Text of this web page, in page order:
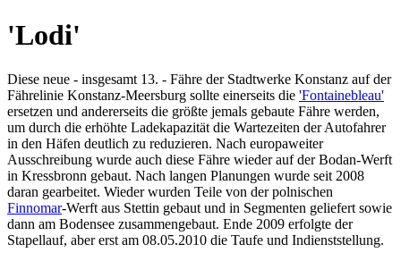
'Lodi'
Diese neue - insgesamt 13. - Fähre der Stadtwerke Konstanz auf der
Fährelinie Konstanz-Meersburg sollte einerseits die 'Fontainebleau'
ersetzen und andererseits die größte jemals gebaute Fähre werden,
um durch die erhöhte Ladekapazität die Wartezeiten der Autofahrer
in den Häfen deutlich zu reduzieren. Nach europaweiter
Ausschreibung wurde auch diese Fähre wieder auf der Bodan-Werft
in Kressbronn gebaut. Nach langen Planungen wurde seit 2008
daran gearbeitet. Wieder wurden Teile von der polnischen
Finnomar-Werft aus Stettin gebaut und in Segmenten geliefert sowie
dann am Bodensee zusammengebaut. Ende 2009 erfolgte der
Stapellauf, aber erst am 08.05.2010 die Taufe und Indienststellung.